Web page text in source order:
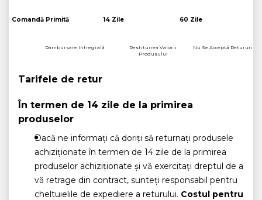
Comandă Primită 14 Zile 60 Zile
Rambursare Intregrală
Restituirea Valorii
Produsului
Nu Se Acceptă Retururi
Tarifele de retur
În termen de 14 zile de la primirea
produselor
Dacă ne informați că doriți să returnați produsele
achiziționate în termen de 14 zile de la primirea
produselor achiziționate și vă exercitați dreptul de a
vă retrage din contract, sunteți responsabil pentru
cheltuielile de expediere a returului. Costul pentru